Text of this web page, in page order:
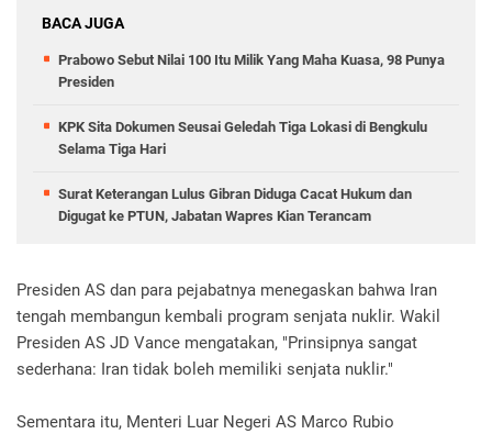
BACA JUGA
Prabowo Sebut Nilai 100 Itu Milik Yang Maha Kuasa, 98 Punya
Presiden
KPK Sita Dokumen Seusai Geledah Tiga Lokasi di Bengkulu
Selama Tiga Hari
Surat Keterangan Lulus Gibran Diduga Cacat Hukum dan
Digugat ke PTUN, Jabatan Wapres Kian Terancam
Presiden AS dan para pejabatnya menegaskan bahwa Iran
tengah membangun kembali program senjata nuklir. Wakil
Presiden AS JD Vance mengatakan, "Prinsipnya sangat
sederhana: Iran tidak boleh memiliki senjata nuklir."
Sementara itu, Menteri Luar Negeri AS Marco Rubio